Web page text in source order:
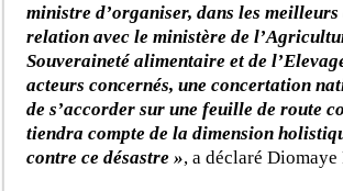
ministre d’organiser, dans les meilleurs
relation avec le ministère de
Souveraineté alimentaire et de
acteurs concernés, une concertation
de s’accorder sur une feuille de route
tiendra compte de la dimension
contre ce désastre », a déclaré Diomaye